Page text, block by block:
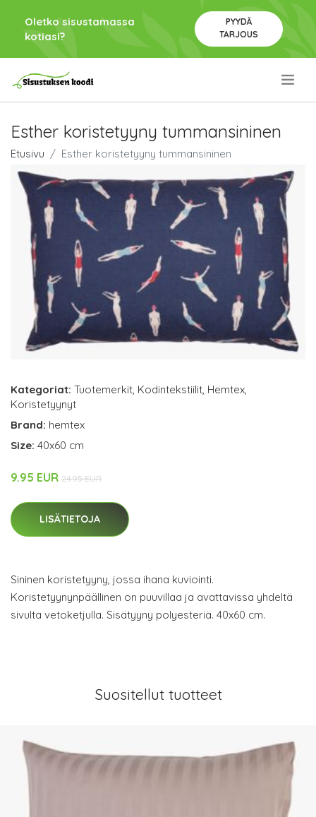
Oletko sisustamassa
kotiasi?
PYYDÄ
TARJOUS
Esther koristetyyny tummansininen
Etusivu Esther koristetyyny tummansininen
Kategoriat: Tuotemerkit Kodintekstiilit Hemtex
Koristetyynyt
Brand: hemtex
Size: 40x60 cm
9.95 EUR 24.95 EUR
LISÄTIETOJA
Sininen koristetyyny, jossa ihana kuviointi.
Koristetyynynpäällinen on puuvillaa ja avattavissa yhdeltä
sivulta vetoketjulla. Sisätyyny polyesteriä. 40x60 cm.
Suositellut tuotteet